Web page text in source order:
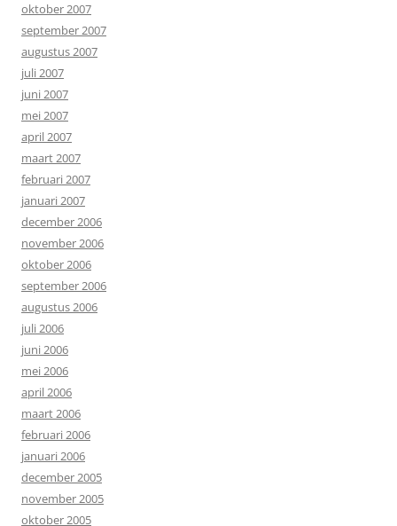
oktober 2007
september 2007
augustus 2007
juli 2007
juni 2007
mei 2007
april 2007
maart 2007
februari 2007
januari 2007
december 2006
november 2006
oktober 2006
september 2006
augustus 2006
juli 2006
juni 2006
mei 2006
april 2006
maart 2006
februari 2006
januari 2006
december 2005
november 2005
oktober 2005